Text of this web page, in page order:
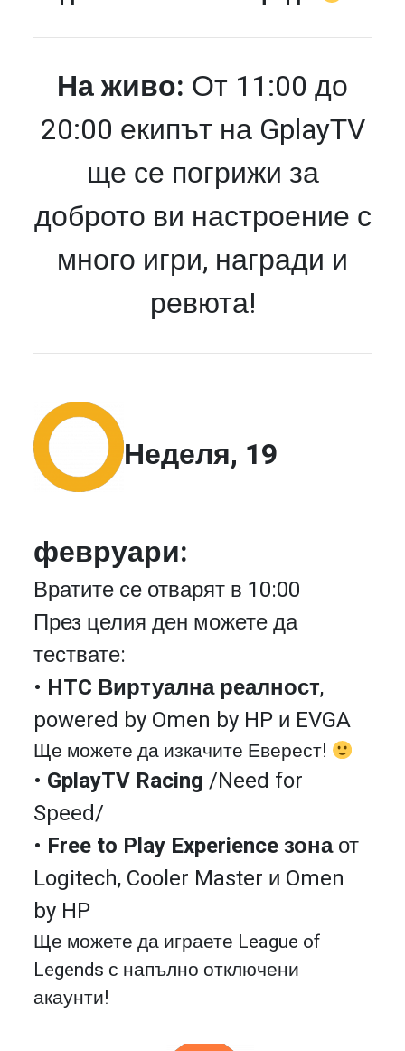
На живо: От 11:00 до
20:00 екипът на GplayTV
ще се погрижи за
доброто ви настроение с
много игри, награди и
ревюта!
Неделя, 19
февруари:
Вратите се отварят в 10:00
През целия ден можете да
тествате:
• HTC Виртуална реалност,
powered by Omen by HP и EVGA
Ще можете да изкачите Еверест!
• GplayTV Racing /Need for
Speed/
• Free to Play Experience зонаот
Logitech, Cooler Master и Omen
by HP
Ще можете да играете League of
Legends с напълно отключени
акаунти!